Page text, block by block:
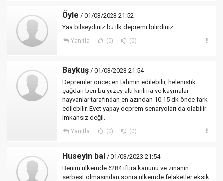
Öyle / 01/03/2023 21:52
Yaa bilseydiniz bu ilk depremi bilirdiniz
Yanıtla (0) (0)
Baykuş / 01/03/2023 21:54
Depremler önceden tahmin edilebilir, helenistik
çağdan beri bu yüzey altı kırılma ve kaymalar
hayvanlar tarafından en azından 10 15 dk önce fark
edilebilir. Evet yapay deprem senaryoları da olabilir
imkansız değil.
Yanıtla (0) (0)
Huseyin bal / 01/03/2023 21:54
Benim ülkemde 6284 iftira kanunu ve zinanın
serbest olmasından sonra ülkemde felaketler eksik